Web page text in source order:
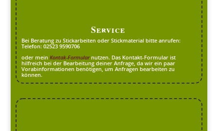
Service
Bei Beratung zu Stickarbeiten oder Stickmaterial bitte anrufen:
Telefon: 02523 9590706
oder meinKontak-Formularnutzen. Das Kontakt-Formular ist
hilfreich bei der Bearbeitung deiner Anfrage, da wir ein paar
Vorabinformationen benötigen, um Anfragen bearbeiten zu
können.